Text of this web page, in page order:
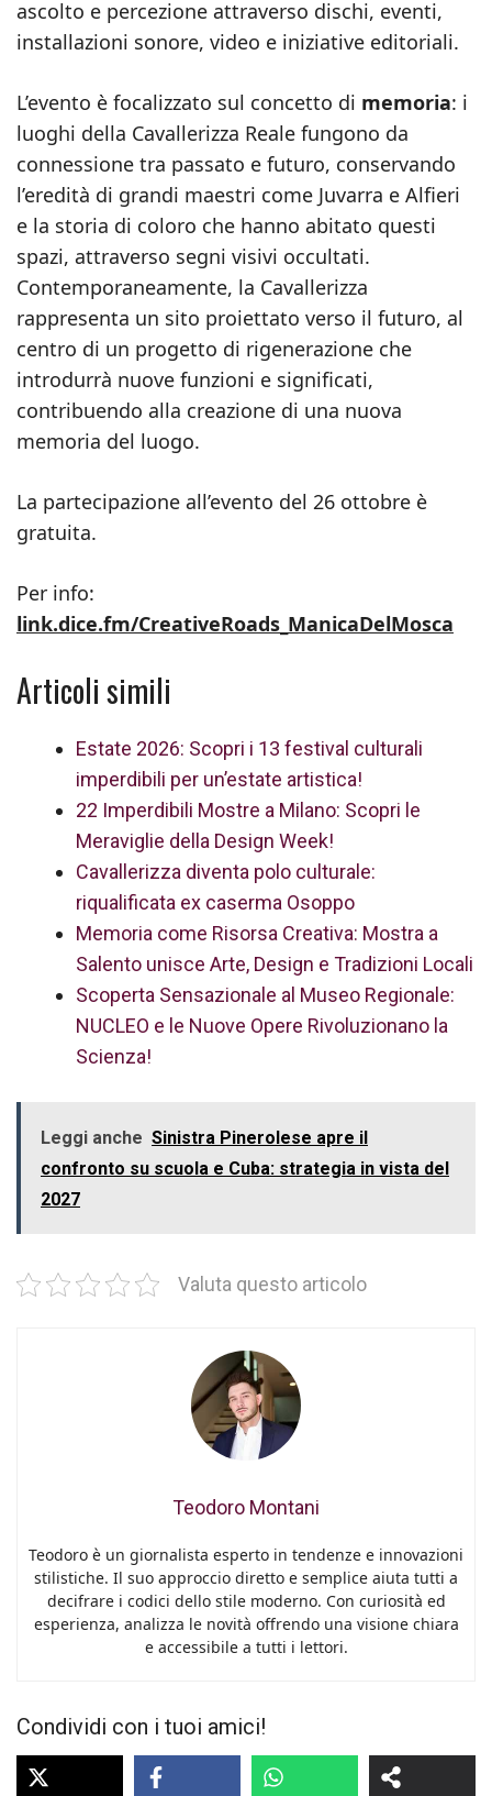
ascolto e percezione attraverso dischi, eventi,
installazioni sonore, video e iniziative editoriali.
L’evento è focalizzato sul concetto di memoria: i
luoghi della Cavallerizza Reale fungono da
connessione tra passato e futuro, conservando
l’eredità di grandi maestri come Juvarra e Alfieri
e la storia di coloro che hanno abitato questi
spazi, attraverso segni visivi occultati.
Contemporaneamente, la Cavallerizza
rappresenta un sito proiettato verso il futuro, al
centro di un progetto di rigenerazione che
introdurrà nuove funzioni e significati,
contribuendo alla creazione di una nuova
memoria del luogo.
La partecipazione all’evento del 26 ottobre è
gratuita.
Per info:
link.dice.fm/CreativeRoads_ManicaDelMosca
Articoli simili
Estate 2026: Scopri i 13 festival culturali
imperdibili per un’estate artistica!
22 Imperdibili Mostre a Milano: Scopri le
Meraviglie della Design Week!
Cavallerizza diventa polo culturale:
riqualificata ex caserma Osoppo
Memoria come Risorsa Creativa: Mostra a
Salento unisce Arte, Design e Tradizioni Locali
Scoperta Sensazionale al Museo Regionale:
NUCLEO e le Nuove Opere Rivoluzionano la
Scienza!
Leggi anche Sinistra Pinerolese apre il
confronto su scuola e Cuba: strategia in vista del
2027
Valuta questo articolo
Teodoro Montani
Teodoro è un giornalista esperto in tendenze e innovazioni
stilistiche. Il suo approccio diretto e semplice aiuta tutti a
decifrare i codici dello stile moderno. Con curiosità ed
esperienza, analizza le novità offrendo una visione chiara
e accessibile a tutti i lettori.
Condividi con i tuoi amici!